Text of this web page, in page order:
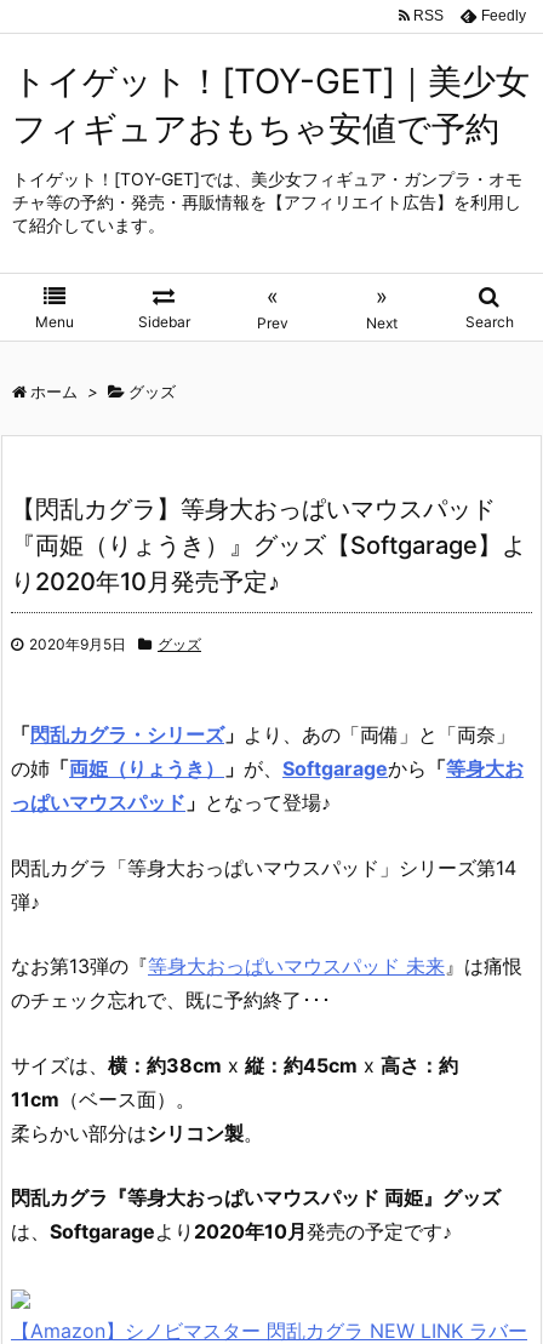
トイゲット！[TOY-GET]｜美少女
フィギュアおもちゃ安値で予約
トイゲット！[TOY-GET]では、美少女フィギュア・ガンプラ・オモ
チャ等の予約・発売・再販情報を【アフィリエイト広告】を利用し
て紹介しています。
Menu Sidebar
«
Prev
»
Next Search
RSS Feedly
ホーム > グッズ
【閃乱カグラ】等身大おっぱいマウスパッド
『両姫（りょうき）』グッズ【Softgarage】よ
り2020年10月発売予定♪
2020年9月5日 グッズ
「閃乱カグラ・シリーズ」 より、 あの「両備」と「両奈」
の姉 「両姫（りょうき） 」 が、 Softgarageから 「等身大お
っぱいマウスパッド 」 となって登場♪
閃乱カグラ「等身大おっぱいマウスパッド」シリーズ第14
弾♪
なお第13弾の『等身大おっぱいマウスパッド 未来』は痛恨
のチェック忘れで、既に予約終了･･･
サイズは、 横：約38cm x 縦：約45cm x 高さ：約
11cm （ベース面）。
柔らかい部分はシリコン製。
閃乱カグラ『等身大おっぱいマウスパッド 両姫』グッズ
は、 Softgarageより 2020年10月 発売の予定です♪
【Amazon】シノビマスター 閃乱カグラ NEW LINK ラバー